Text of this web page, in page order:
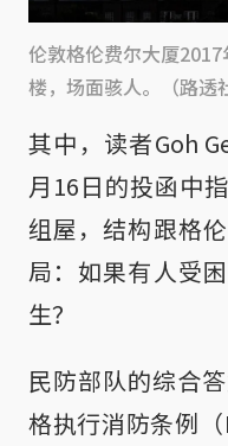
伦敦格伦费尔大厦
楼，场面骇人。（路透
其中，读者Goh
月16日的投函中
组屋，结构跟格
局：如果有人受
生？
民防部队的综合
格执行消防条例